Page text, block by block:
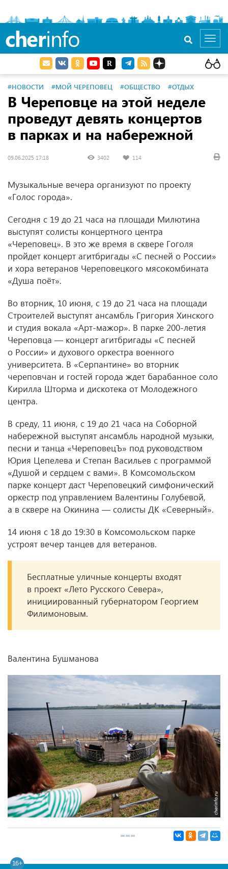
cherinfo
#НОВОСТИ #МОЙ ЧЕРЕПОВЕЦ #ОБЩЕСТВО #ОТДЫХ
В Череповце на этой неделе
проведут девять концертов
в парках и на набережной
09.06.2025 17:18 3402 114
Музыкальные вечера организуют по проекту
«Голос города».
Сегодня с 19 до 21 часа на площади Милютина
выступят солисты концертного центра
«Череповец». В это же время в сквере Гоголя
пройдет концерт агитбригады «С песней о России»
и хора ветеранов Череповецкого мясокомбината
«Душа поёт».
Во вторник, 10 июня, с 19 до 21 часа на площади
Строителей выступят ансамбль Григория Хинского
и студия вокала «Арт-мажор». В парке 200-летия
Череповца — концерт агитбригады «С песней
о России» и духового оркестра военного
университета. В «Серпантине» во вторник
череповчан и гостей города ждет барабанное соло
Кирилла Шторма и дискотека от Молодежного
центра.
В среду, 11 июня, с 19 до 21 часа на Соборной
набережной выступят ансамбль народной музыки,
песни и танца «ЧереповецЪ» под руководством
Юрия Цепелева и Степан Васильев с программой
«Душой и сердцем с вами». В Комсомольском
парке концерт даст Череповецкий симфонический
оркестр под управлением Валентины Голубевой,
а в сквере на Окинина — солисты ДК «Северный».
14 июня с 18 до 19:30 в Комсомольском парке
устроят вечер танцев для ветеранов.
Бесплатные уличные концерты входят
в проект «Лето Русского Севера»,
инициированный губернатором Георгием
Филимоновым.
Валентина Бушманова
16+